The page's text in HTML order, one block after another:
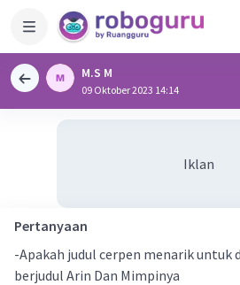
M.S M
09 Oktober 2023 14:14
Iklan
Pertanyaan
-Apakah judul cerpen menarik untuk
berjudul Arin Dan Mimpinya